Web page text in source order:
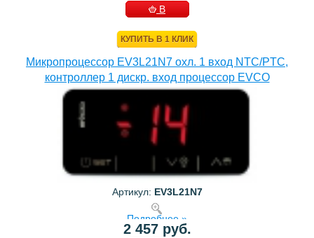
В
КУПИТЬ В 1 КЛИК
Микропроцессор EV3L21N7 охл. 1 вход NTC/PTC,
контроллер 1 дискр. вход процессор EVCO
Артикул: EV3L21N7
Подробнее »
2 457 руб.